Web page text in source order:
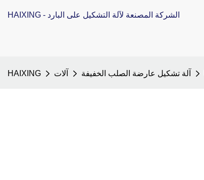
HAIXING - الشركة المصنعة لآلة التشكيل على البارد
HAIXING آلات آلة تشكيل عارضة الصلب الخفيفة